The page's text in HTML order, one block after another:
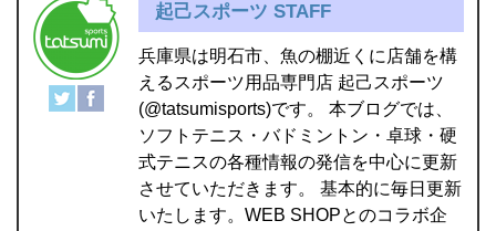
起己スポーツ STAFF
兵庫県は明石市、魚の棚近くに店舗を構
えるスポーツ用品専門店 起己スポーツ
(@tatsumisports)です。 本ブログでは、
ソフトテニス・バドミントン・卓球・硬
式テニスの各種情報の発信を中心に更新
させていただきます。 基本的に毎日更新
いたします。WEB SHOPとのコラボ企